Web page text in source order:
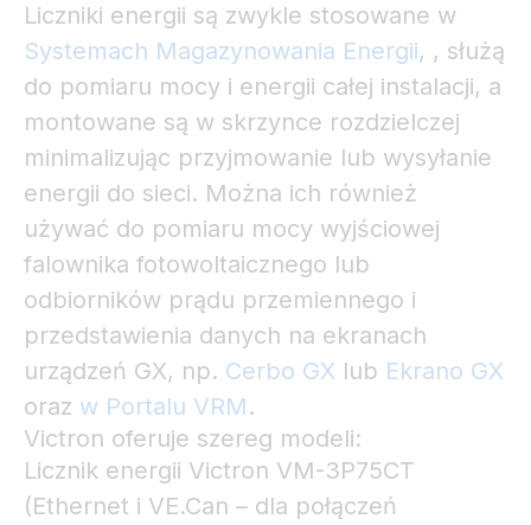
Liczniki energii są zwykle stosowane w
Systemach Magazynowania Energii, , służą
do pomiaru mocy i energii całej instalacji, a
montowane są w skrzynce rozdzielczej
minimalizując przyjmowanie lub wysyłanie
energii do sieci. Można ich również
używać do pomiaru mocy wyjściowej
falownika fotowoltaicznego lub
odbiorników prądu przemiennego i
przedstawienia danych na ekranach
urządzeń GX, np. Cerbo GX lub Ekrano GX
oraz w Portalu VRM.
Victron oferuje szereg modeli:
Licznik energii Victron VM-3P75CT
(Ethernet i VE.Can – dla połączeń